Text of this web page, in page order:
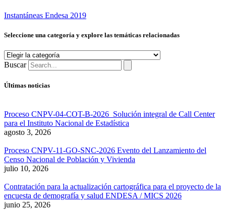
Instantáneas Endesa 2019
Seleccione una categoría y explore las temáticas relacionadas
Seleccione
una
categoría
y
relacionadas
Buscar
Últimas noticias
Proceso CNPV-04-COT-B-2026 Solución integral de Call Center
para el Instituto Nacional de Estadística
agosto 3, 2026
Proceso CNPV-11-GO-SNC-2026 Evento del Lanzamiento del
Censo Nacional de Población y Vivienda
julio 10, 2026
Contratación para la actualización cartográfica para el proyecto de la
encuesta de demografía y salud ENDESA / MICS 2026
junio 25, 2026